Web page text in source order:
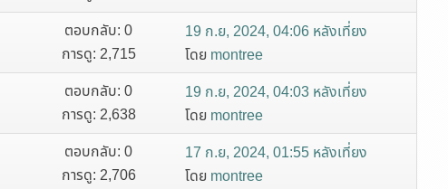
ตอบกลับ: 0
การดู: 2,715
19 ก.ย, 2024, 04:06 หลังเที่ยง
โดย montree
ตอบกลับ: 0
การดู: 2,638
19 ก.ย, 2024, 04:03 หลังเที่ยง
โดย montree
ตอบกลับ: 0
การดู: 2,706
17 ก.ย, 2024, 01:55 หลังเที่ยง
โดย montree